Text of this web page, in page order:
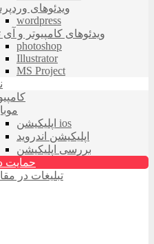
ویدئوهای
wordpress
ویدئوهای کامپیوتر و آی
photoshop
Illustrator
MS Project
اپلیکیشن ios
اپلیکیشن اندروید
بررسی اپلیکیشن
حمایت
تبلیغات در